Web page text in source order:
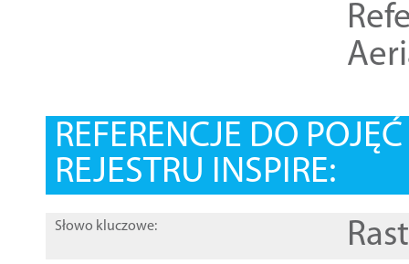
REFERENCJE DO
REJESTRU INSPIRE:
Słowo kluczowe: